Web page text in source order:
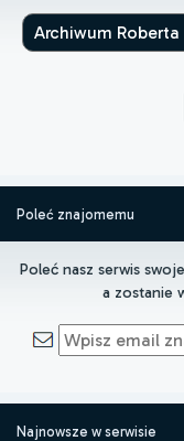
Poleć znajomemu
Poleć nasz serwis
a zostanie
Najnowsze w serwisie